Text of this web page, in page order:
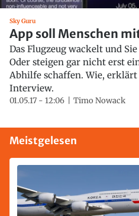
Sky Guru
App soll Menschen
Das Flugzeug wackelt und
Oder steigen gar nicht erst
Abhilfe schaffen. Wie,
Interview.
01.05.17 - 12:06 Timo Nowack
Meistgelesen